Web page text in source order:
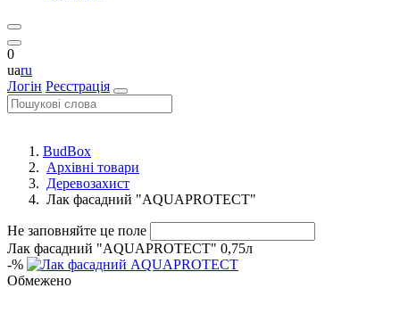
0
uaru
Логін Реєстрація
BudBox
Архівні товари
Деревозахист
Лак фасадний "AQUAPROTECT"
Не заповняйте це поле
Лак фасадний "AQUAPROTECT" 0,75л
-%
Обмежено